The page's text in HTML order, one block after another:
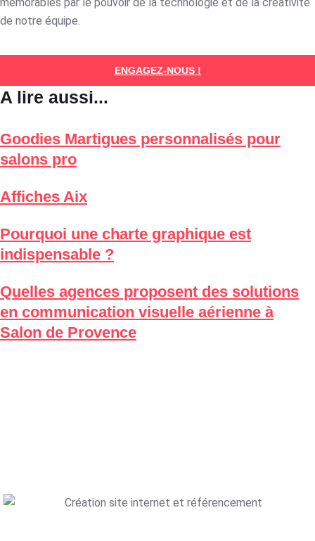
de notre équipe.
ENGAGEZ-NOUS !
A lire aussi...
Goodies Martigues personnalisés pour
salons pro
Affiches Aix
Pourquoi une charte graphique est
indispensable ?
Quelles agences proposent des solutions
en communication visuelle aérienne à
Salon de Provence